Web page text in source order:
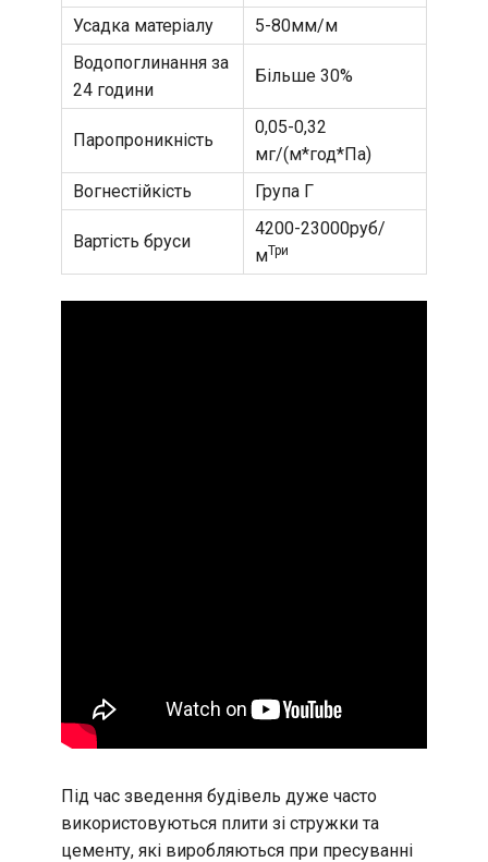
Усадка матеріалу
5-80мм/м
Водопоглинання за
24 години
Більше 30%
Паропроникність
0,05-0,32
мг/(м*год*Па)
Вогнестійкість
Група Г
Вартість бруси
4200-23000руб/
мТри
Під час зведення будівель дуже часто
використовуються плити зі стружки та
цементу, які виробляються при пресуванні